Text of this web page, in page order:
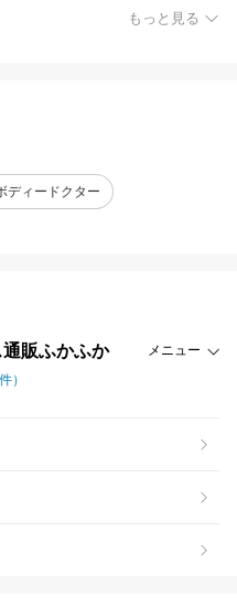
もっと見る
ディードクター
販ふかふか メニュー
件）